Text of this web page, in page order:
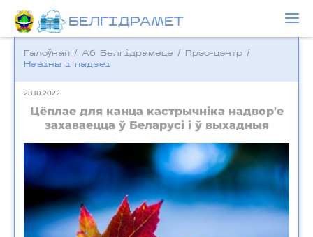
БЕЛГIДРAМЕТ
Галоўная / Аб Белгідрамеце / Прэс-цэнтр /
Навіны і падзеі
28.10.2022
Цёплае для канца кастрычніка надвор'е
захаваецца ў Беларусі і ў выхадныя